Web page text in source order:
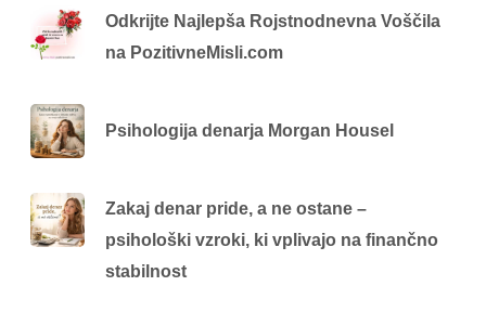
Odkrijte Najlepša Rojstnodnevna Voščila
na PozitivneMisli.com
Psihologija denarja Morgan Housel
Zakaj denar pride, a ne ostane –
psihološki vzroki, ki vplivajo na finančno
stabilnost